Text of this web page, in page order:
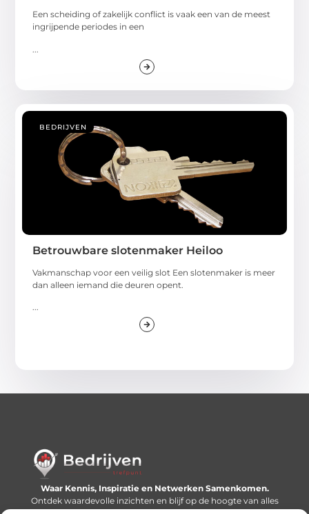
Een scheiding of zakelijk conflict is vaak een van de meest
ingrijpende periodes in een
BEDRIJVEN
Betrouwbare slotenmaker Heiloo
Vakmanschap voor een veilig slot Een slotenmaker is meer
dan alleen iemand die deuren opent.
Waar Kennis, Inspiratie en Netwerken Samenkomen.
Ontdek waardevolle inzichten en blijf op de hoogte van alles